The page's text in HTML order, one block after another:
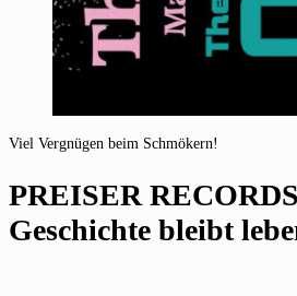
Viel Vergnügen beim Schmökern!
PREISER
Geschichte bleibt